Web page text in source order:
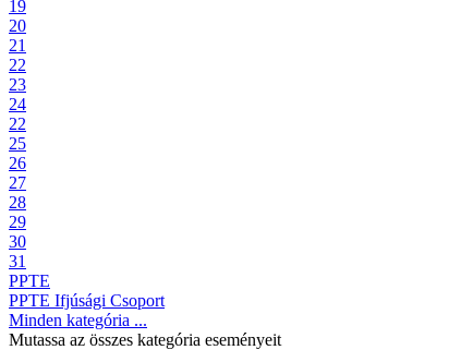
19
20
21
22
23
24
22
25
26
27
28
29
30
31
PPTE
PPTE Ifjúsági Csoport
Minden kategória ...
Mutassa az összes kategória eseményeit